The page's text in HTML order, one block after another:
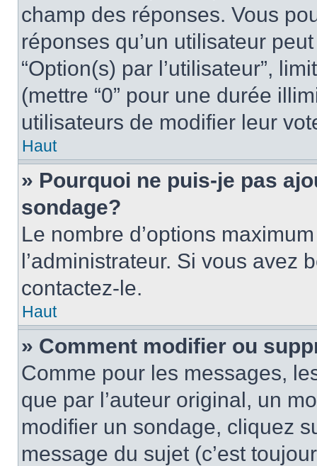
champ des réponses. Vous
réponses qu’un utilisateur
“Option(s) par l’utilisateur”,
(mettre “0” pour une durée
utilisateurs de modifier leur
Haut
» Pourquoi ne puis-je pas
sondage?
Le nombre d’options
l’administrateur. Si vous avez
contactez-le.
Haut
» Comment modifier ou
Comme pour les messages,
que par l’auteur original, un
modifier un sondage, cliquez
message du sujet (c’est